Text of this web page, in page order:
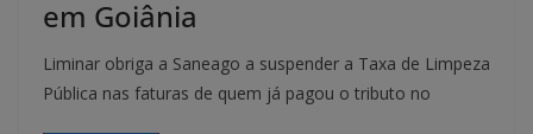
em Goiânia
Liminar obriga a Saneago a suspender a Taxa de Limpeza
Pública nas faturas de quem já pagou o tributo no